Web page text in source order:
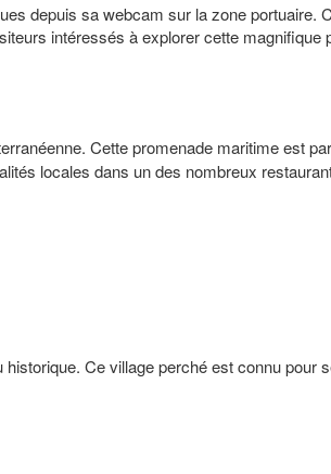
depuis sa webcam sur la zone portuaire.
intéressés à explorer cette magnifique
Cette promenade maritime est
locales dans un des nombreux
historique. Ce village perché est connu pour